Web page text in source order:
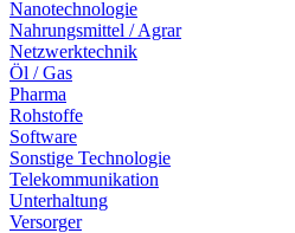
Nanotechnologie
Nahrungsmittel / Agrar
Netzwerktechnik
Öl / Gas
Pharma
Rohstoffe
Software
Sonstige Technologie
Telekommunikation
Unterhaltung
Versorger